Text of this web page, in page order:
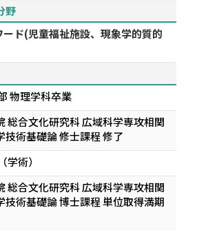
野
ド(児童福祉施設、現象学的質的
物理学科卒業
総合文化研究科 広域科学専攻相関
技術基礎論 修士課程 修了
学術）
総合文化研究科 広域科学専攻相関
技術基礎論 博士課程 単位取得満期